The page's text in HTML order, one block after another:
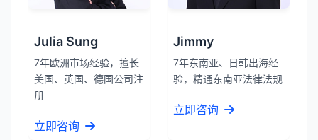
Julia Sung
7年欧洲市场经验，擅长
美国、英国、德国公司注
册
立即咨询
Jimmy
7年东南亚、日韩出海经
验，精通东南亚法律法规
立即咨询